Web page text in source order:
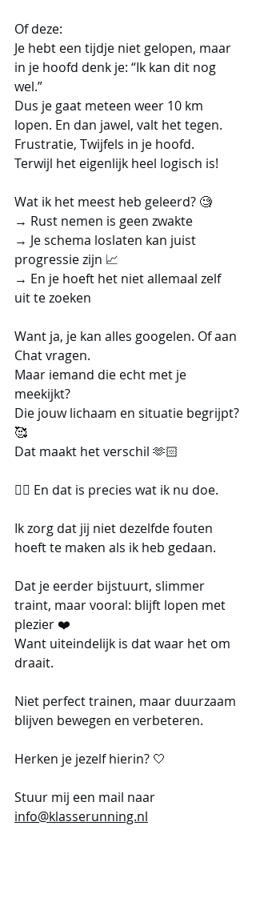
Of deze:
Je hebt een tijdje niet gelopen, maar
in je hoofd denk je: “Ik kan dit nog
wel.”
Dus je gaat meteen weer 10 km
lopen. En dan jawel, valt het tegen.
Frustratie, Twijfels in je hoofd.
Terwijl het eigenlijk heel logisch is!
Wat ik het meest heb geleerd? 🧐
→ Rust nemen is geen zwakte
→ Je schema loslaten kan juist
progressie zijn 📈
→ En je hoeft het niet allemaal zelf
uit te zoeken
Want ja, je kan alles googelen. Of aan
Chat vragen.
Maar iemand die echt met je
meekijkt?
Die jouw lichaam en situatie begrijpt?
🥰
Dat maakt het verschil 🫶🏻
👉🏻 En dat is precies wat ik nu doe.
Ik zorg dat jij niet dezelfde fouten
hoeft te maken als ik heb gedaan.
Dat je eerder bijstuurt, slimmer
traint, maar vooral: blijft lopen met
plezier ❤️
Want uiteindelijk is dat waar het om
draait.
Niet perfect trainen, maar duurzaam
blijven bewegen en verbeteren.
Herken je jezelf hierin? 🤍
Stuur mij een mail naar
info@klasserunning.nl